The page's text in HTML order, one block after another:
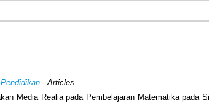
- Articles
Media Realia pada Pembelajaran Matematika pada